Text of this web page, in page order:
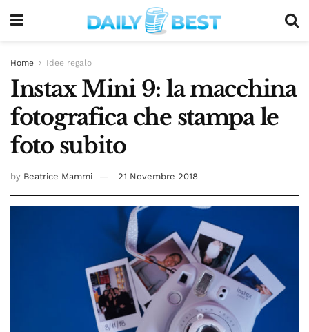
Home Idee regalo
Instax Mini 9: la macchina
fotografica che stampa le
foto subito
by Beatrice Mammi 21 Novembre 2018